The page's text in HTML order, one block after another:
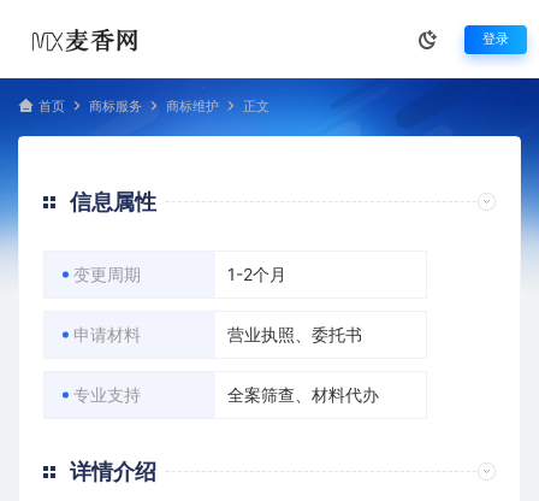
登录
首页 商标服务 商标维护 正文
信息属性
变更周期 1-2个月
申请材料 营业执照、委托书
专业支持 全案筛查、材料代办
详情介绍